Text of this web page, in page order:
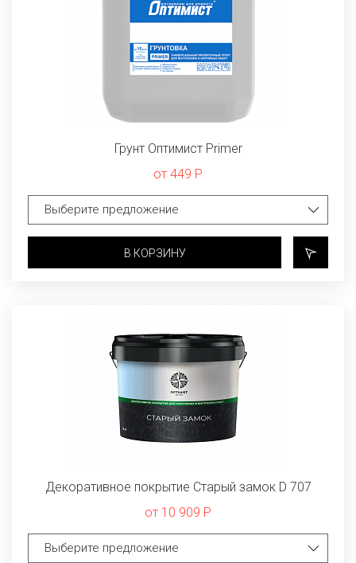
Грунт Оптимист Primer
от 449 Р
В КОРЗИНУ
Декоративное покрытие Старый замок D 707
от 10 909 Р